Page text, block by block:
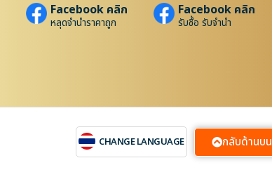
Facebook คลิก
หลุดจำนำราคาถูก
Facebook คลิก
รับซื้อ รับจำนำ
CHANGE LANGUAGE กลับด้านบน